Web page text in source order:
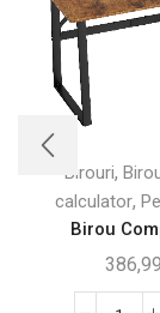
Birouri,
calculator,
Birou
386,99